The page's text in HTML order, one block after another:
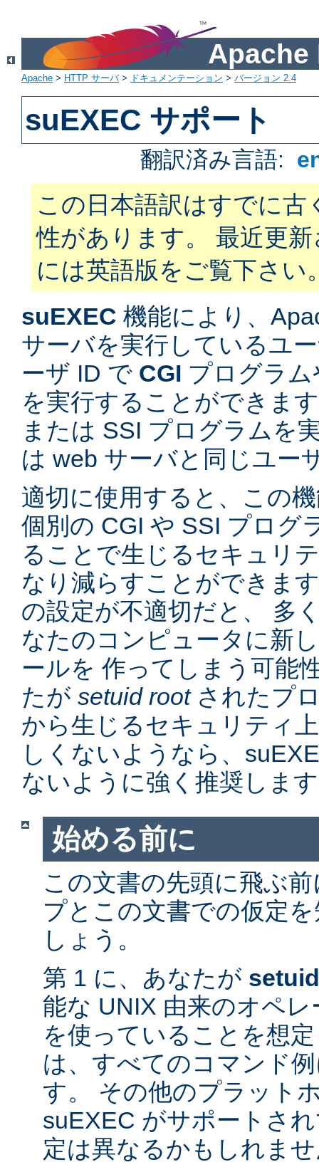
Apache
Apache > HTTP サーバ> ドキュメンテーション > バージョン 2.4
suEXEC サポート
翻訳済み言語:
この日本語訳はすでに古
性があります。 最近更
には英語版をご覧下さい
suEXEC 機能により、
サーバを実行しているユ
ーザ ID で CGI プログラ
を実行することができま
または SSI プログラムを
は web サーバと同じユー
適切に使用すると、この
個別の CGI や SSI プログ
ることで生じるセキュリ
なり減らすことができま
の設定が不適切だと、 多
なたのコンピュータに新
ールを 作ってしまう可能
たが setuid rootされたプ
から生じるセキュリティ
しくないようなら、
ないように強く推奨しま
始める前に
この文書の先頭に飛ぶ
プとこの文書での仮定
しょう。
第 1 に、あなたが setuid
能な UNIX 由来のオペ
を使っていることを想
は、すべてのコマンド
す。 その他のプラット
suEXEC がサポートさ
定は異なるかもしれま